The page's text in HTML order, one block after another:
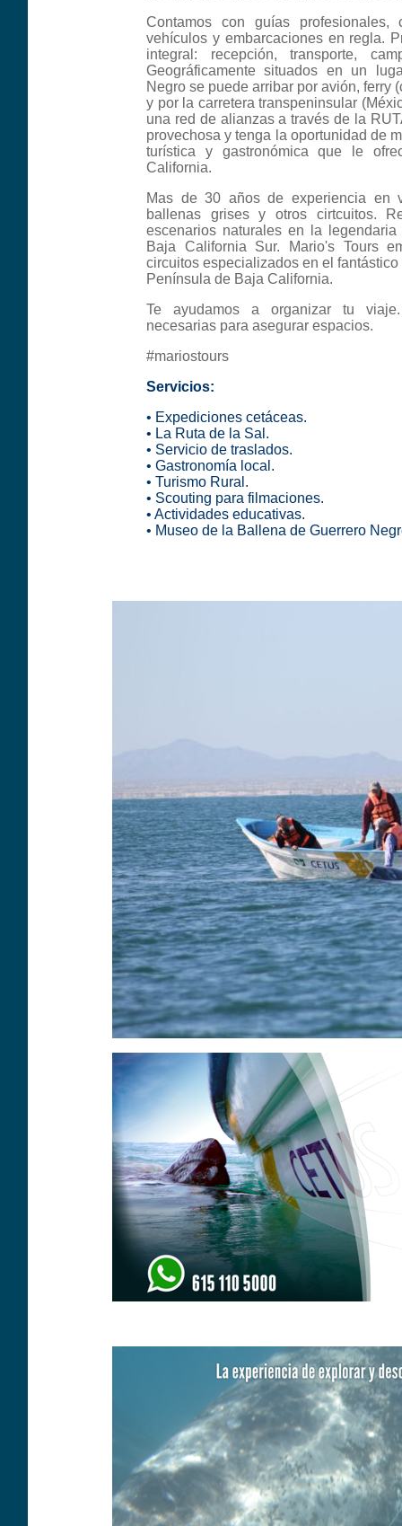
Contamos con guías profesionales,
vehículos y embarcaciones en regla.
integral: recepción, transporte,
Geográficamente situados en un
Negro se puede arribar por avión, ferry
y por la carretera transpeninsular
una red de alianzas a través de la
provechosa y tenga la oportunidad de
turística y gastronómica que le
California.
Mas de 30 años de experiencia en
ballenas grises y otros cirtcuitos.
escenarios naturales en la
Baja California Sur. Mario's Tours
circuitos especializados en el
Península de Baja California.
Te ayudamos a organizar tu
necesarias para asegurar espacios.
#mariostours
Servicios:
• Expediciones cetáceas.
• La Ruta de la Sal.
• Servicio de traslados.
• Gastronomía local.
• Turismo Rural.
• Scouting para filmaciones.
• Actividades educativas.
• Museo de la Ballena de Guerrero